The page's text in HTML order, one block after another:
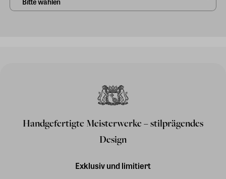
Handgefertigte Meisterwerke – stilprägendes
Design
Exklusiv und limitiert